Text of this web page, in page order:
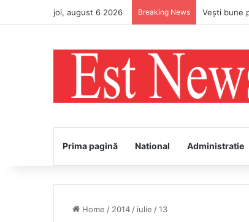
joi, august 6 2026 Breaking News
Prima pagină National Administratie
Home / 2014 / iulie /13